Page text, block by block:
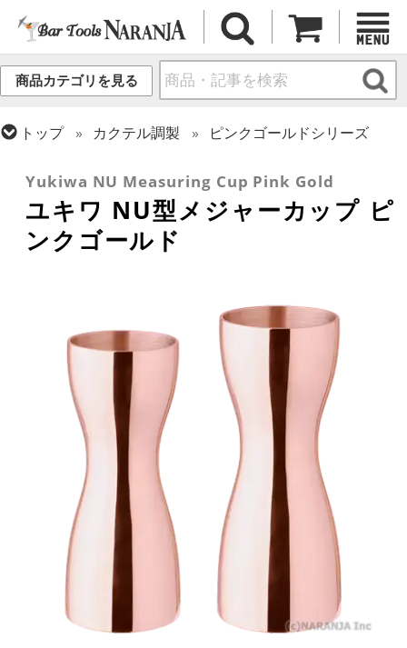
商品カテゴリを見る
トップ カクテル調製
ピンクゴールドシリーズ
Yukiwa NU Measuring Cup Pink Gold
ユキワ NU型メジャーカップ ピ
ンクゴールド